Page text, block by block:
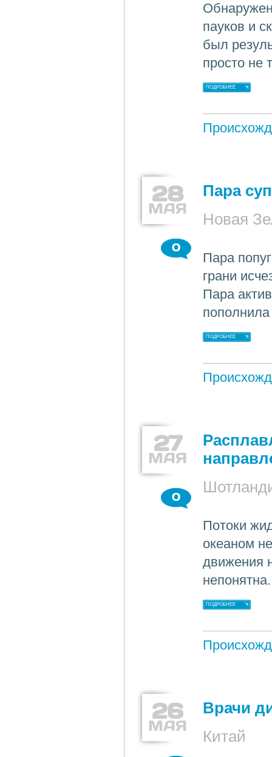
пауков и
был
просто не
ПОДРОБНЕЕ
28
МАЯ
Пара
Новая
0
Пара
грани
Пара
ПОДРОБНЕЕ
27
МАЯ
0
Потоки
океаном
движения
ПОДРОБНЕЕ
26
МАЯ
Врачи
Китай